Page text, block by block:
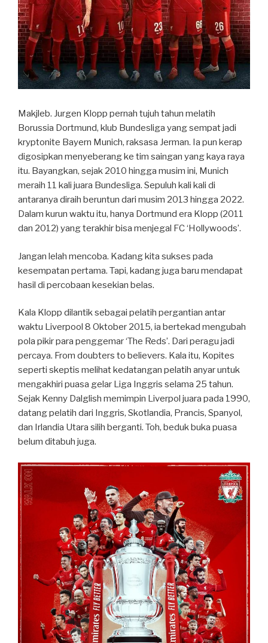
Makjleb. Jurgen Klopp pernah tujuh tahun melatih
Borussia Dortmund, klub Bundesliga yang sempat jadi
kryptonite Bayern Munich, raksasa Jerman. Ia pun kerap
digosipkan menyeberang ke tim saingan yang kaya raya
itu. Bayangkan, sejak 2010 hingga musim ini, Munich
meraih 11 kali juara Bundesliga. Sepuluh kali kali di
antaranya diraih beruntun dari musim 2013 hingga 2022.
Dalam kurun waktu itu, hanya Dortmund era Klopp (2011
dan 2012) yang terakhir bisa menjegal FC ‘Hollywoods’.
Jangan lelah mencoba. Kadang kita sukses pada
kesempatan pertama. Tapi, kadang juga baru mendapat
hasil di percobaan kesekian belas.
Kala Klopp dilantik sebagai pelatih pergantian antar
waktu Liverpool 8 Oktober 2015, ia bertekad mengubah
pola pikir para penggemar ‘The Reds’. Dari peragu jadi
percaya. From doubters to believers. Kala itu, Kopites
seperti skeptis melihat kedatangan pelatih anyar untuk
mengakhiri puasa gelar Liga Inggris selama 25 tahun.
Sejak Kenny Dalglish memimpin Liverpol juara pada 1990,
datang pelatih dari Inggris, Skotlandia, Prancis, Spanyol,
dan Irlandia Utara silih berganti. Toh, beduk buka puasa
belum ditabuh juga.